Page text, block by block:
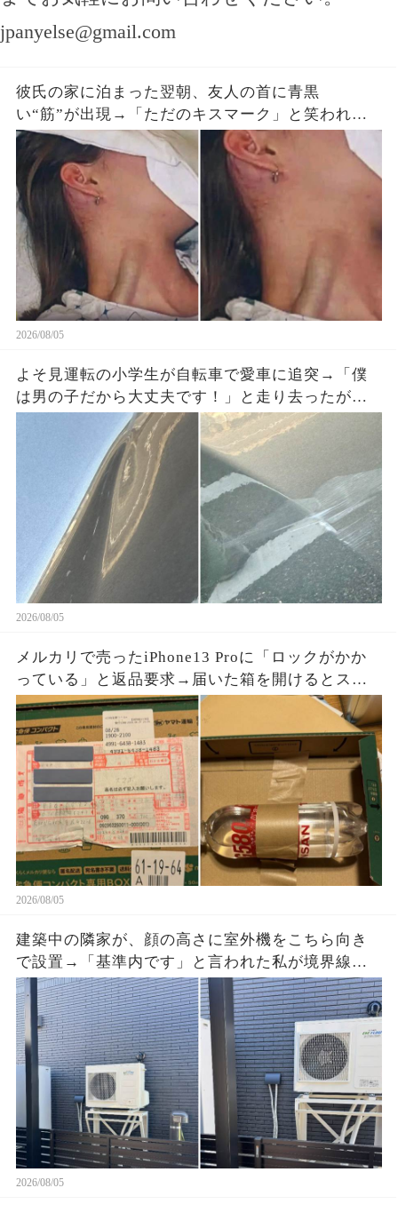
jpanyelse@gmail.com
彼氏の家に泊まった翌朝、友人の首に青黒
い“筋”が出現→「ただのキスマーク」と笑われた
が、医師は昨夜の首への圧迫を確認した
2026/08/05
よそ見運転の小学生が自転車で愛車に追突→「僕
は男の子だから大丈夫です！」と走り去ったが、
ドラレコに残った一言で両親が戻ってきた
2026/08/05
メルカリで売ったiPhone13 Proに「ロックがかか
っている」と返品要求→届いた箱を開けるとスマ
ホはなく、重量を合わせたペットボトルが固定さ
れていた
2026/08/05
建築中の隣家が、顔の高さに室外機をこちら向き
で設置→「基準内です」と言われた私が境界線と
排気方向の写真を送ると、現場監督が工事を止め
た
2026/08/05